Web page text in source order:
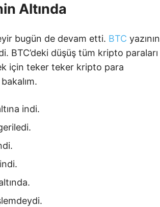
Altında
bugün de devam etti. BTC yazının
BTC’deki düşüş tüm kripto paraları
için teker teker kripto para
indi.